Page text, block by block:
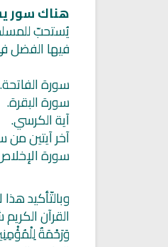
هناك سور
يُستحبّ
فيها الفضل
سورة الفاتحة.
سورة البقرة.
آية الكرسي.
آخر آيتين من
سورة
وبالتّأكيد
القرآن
راديو مباشر للقران الكريم بصوت
الشيخ ابو بكر الشاطري